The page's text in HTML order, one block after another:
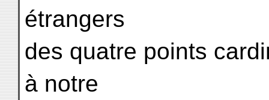
étrangers
des quatre points
à notre